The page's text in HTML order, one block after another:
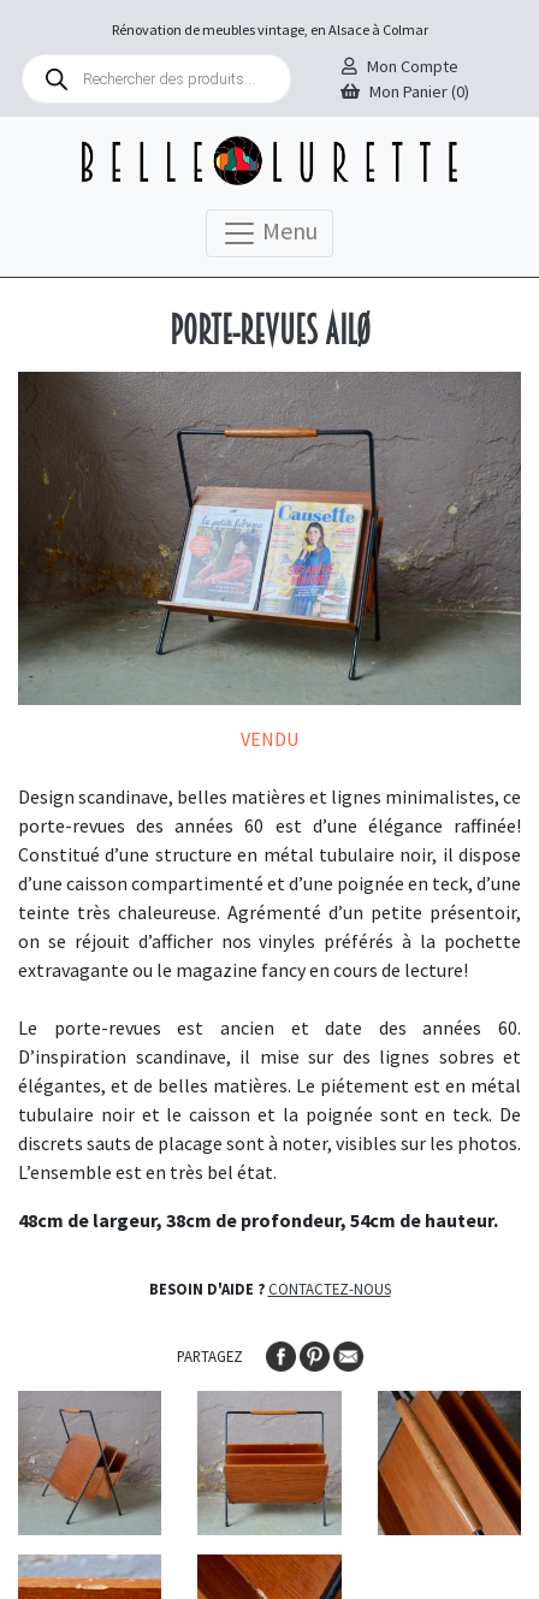
Rénovation de meubles vintage, en Alsace à Colmar
Recherche
produits
Mon Compte
Mon Panier (0)
Menu
Porte-revues Ailø
VENDU
Design scandinave, belles matières et lignes minimalistes, ce
porte-revues des années 60 est d’une élégance raffinée!
Constitué d’une structure en métal tubulaire noir, il dispose
d’une caisson compartimenté et d’une poignée en teck, d’une
teinte très chaleureuse. Agrémenté d’un petite présentoir,
on se réjouit d’afficher nos vinyles préférés à la pochette
extravagante ou le magazine fancy en cours de lecture!
Le porte-revues est ancien et date des années 60.
D’inspiration scandinave, il mise sur des lignes sobres et
élégantes, et de belles matières. Le piétement est en métal
tubulaire noir et le caisson et la poignée sont en teck. De
discrets sauts de placage sont à noter, visibles sur les photos.
L’ensemble est en très bel état.
48cm de largeur, 38cm de profondeur, 54cm de hauteur.
BESOIN D'AIDE ? CONTACTEZ-NOUS
PARTAGEZ